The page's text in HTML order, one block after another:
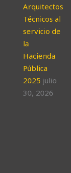
Arquitectos
Técnicos al
servicio de
la
Hacienda
Pública
2025 julio
30, 2026